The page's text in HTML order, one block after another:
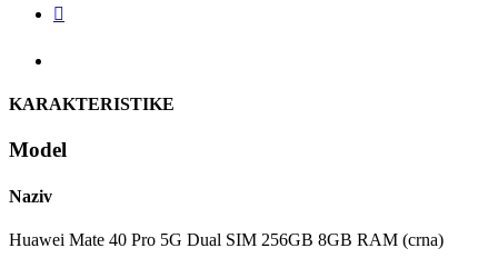

KARAKTERISTIKE
Model
Naziv
Huawei Mate 40 Pro 5G Dual SIM 256GB 8GB RAM (crna)